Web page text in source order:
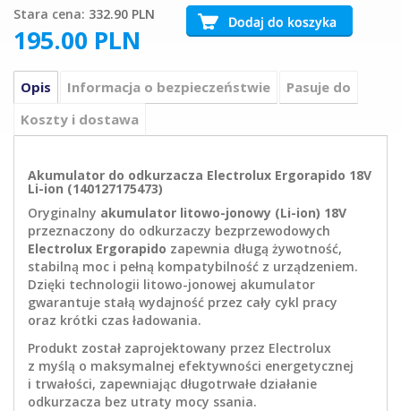
Stara cena: 332.90 PLN
195.00 PLN
Opis Informacja o bezpieczeństwie
Pasuje do
Koszty i dostawa
Akumulator do odkurzacza Electrolux Ergorapido 18V
Li-ion (140127175473)
Oryginalny akumulator litowo-jonowy (Li-ion) 18V
przeznaczony do odkurzaczy bezprzewodowych
Electrolux Ergorapido zapewnia długą żywotność,
stabilną moc i pełną kompatybilność z urządzeniem.
Dzięki technologii litowo-jonowej akumulator
gwarantuje stałą wydajność przez cały cykl pracy
oraz krótki czas ładowania.
Produkt został zaprojektowany przez Electrolux
z myślą o maksymalnej efektywności energetycznej
i trwałości, zapewniając długotrwałe działanie
odkurzacza bez utraty mocy ssania.